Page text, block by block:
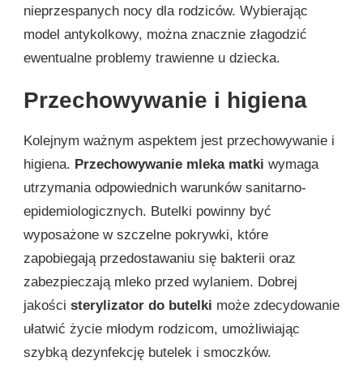
nieprzespanych nocy dla rodziców. Wybierając
model antykolkowy, można znacznie złagodzić
ewentualne problemy trawienne u dziecka.
Przechowywanie i higiena
Kolejnym ważnym aspektem jest przechowywanie i
higiena. Przechowywanie mleka matki wymaga
utrzymania odpowiednich warunków sanitarno-
epidemiologicznych. Butelki powinny być
wyposażone w szczelne pokrywki, które
zapobiegają przedostawaniu się bakterii oraz
zabezpieczają mleko przed wylaniem. Dobrej
jakości sterylizator do butelki może zdecydowanie
ułatwić życie młodym rodzicom, umożliwiając
szybką dezynfekcję butelek i smoczków.